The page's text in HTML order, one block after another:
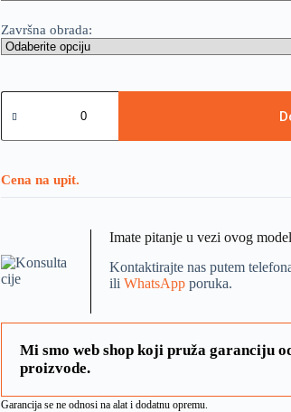
Završna obrada:
Cena na upit.
Imate pitanje u vezi ovog
Kontaktirajte nas putem
ili WhatsApp poruka.
Mi smo web shop koji pruža garanciju
proizvode.
Garancija se ne odnosi na alat i dodatnu opremu.